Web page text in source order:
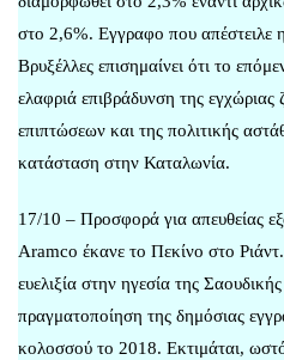
στο 2,6%. Εγγραφο που απέστειλε
Βρυξέλλες επισημαίνει ότι το
ελαφριά επιβράδυνση της
επιπτώσεων και της πολιτικής
κατάσταση στην Καταλωνία.
17/10 – Προσφορά για απευθείας
Aramco έκανε το Πεκίνο στο
ευελιξία στην ηγεσία της
πραγματοποίηση της δημόσιας
κολοσσού το 2018. Εκτιμάται,